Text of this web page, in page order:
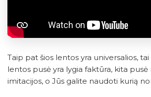
Taip pat šios lentos yra universalios,
lentos pusė yra lygia faktūra, kita pusė
imitacijos, o Jūs galite naudoti kurią